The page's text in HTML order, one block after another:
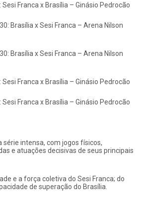
Franca x Brasília – Ginásio Pedrocão
Brasília x Sesi Franca – Arena Nilson
Brasília x Sesi Franca – Arena Nilson
Franca x Brasília – Ginásio Pedrocão
Franca x Brasília – Ginásio Pedrocão
série intensa, com jogos físicos,
e atuações decisivas de seus principais
e a força coletiva do Sesi Franca; do
de superação do Brasília.